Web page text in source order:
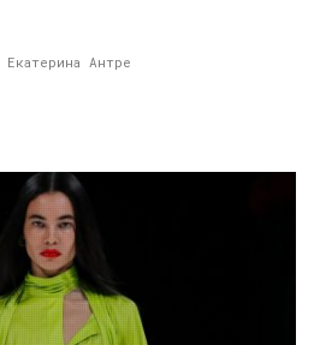
Екатерина Антре